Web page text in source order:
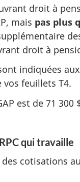
droit à
mais pas plus
droit à
indiquées aux
vos feuillets T4.
est de 71 300
qui travaille
cotisations